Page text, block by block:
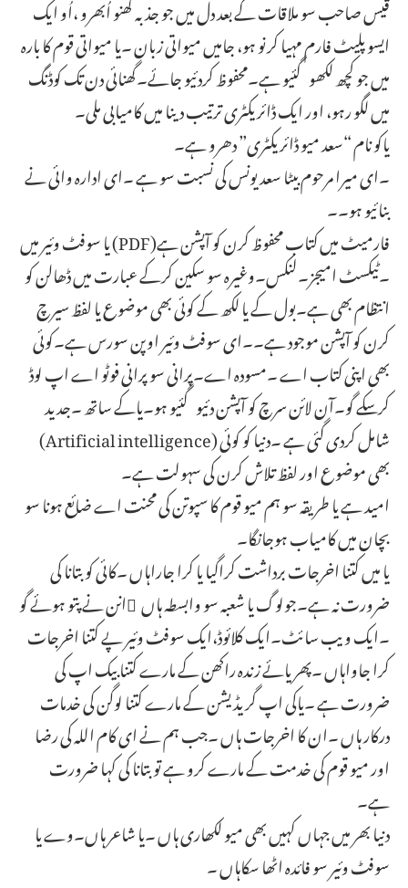
قیس صاحب سو ملاقات کے بعد دل میں جو جذبہ گھنو اُبھرو ،اُو ایک
ایسو پلیٹ فارم مہیا کرنو ہو، جامیں میواتی زبان ۔یا میواتی قوم کا بارہ
میں جو کچھ لکھو گئیو ہے۔محفوظ کردئیو جائے۔گھنائی دن تک کوڈنگ
میں لگو رہو، اور ایک ڈائریکٹری ترتیب دینا میں کامیابی ملی۔
یاکو نام “سعد میو ڈائریکٹری” دھرو ہے۔
۔ای میرا مرحوم بیٹا سعد یونس کی نسبت سو ہے ۔ای ادارہ وائی نے
بنائیو ہو۔۔
یا سوفٹ وئیر میں (PDF)فارمیٹ میں کتاب محفوظ کرن کو آپشن ہے
۔ٹیکسٹ امیجز۔لنکس۔وغیرہ سو سکین کرکے عبارت میں ڈھالن کو
انتظام بھی ہے۔بول کے یا لکھ کے کوئی بھی موضوع یا لفظ سیرچ
کرن کو آپشن موجود ہے۔۔ای سوفٹ وئیر اوپن سورس ہے۔کوئی
بھی اپنی کتاب اے ۔مسودہ اے۔پرانی سو پرانی فوٹو اے اپ لوڈ
کرسکے گو۔آن لائن سرچ کو آپشن دئیو گئیو ہو۔یاکے ساتھ ۔جدید
(Artificial intelligence) شامل کردی گئی ہے ۔دنیا کو کوئی
بھی موضوع اور لفظ تلاش کرن کی سہولت ہے۔
امید ہے یا طریقہ سو ہم میو قوم کا سپوتن کی محنت اے ضائع ہونا سو
بچان میں کامیاب ہوجانگا۔
یا میں کتنا اخرجات برداشت کراگیا یا کرا جاراہاں ۔کائی کو بتانا کی
ضرورت نہ ہے۔جولوگ یا شعبہ سو وابسطہ ہاں ِانن نے پتو ہوئے گو
۔ایک ویب سائٹ۔ایک کلائوڈ،ایک سوفٹ وئیر پے کتنا اخرجات
کرا جاواہاں ۔پھر یائے زندہ راکھن کے مارے کتنا بیک اپ کی
ضرورت ہے ۔یاکی اپ گریڈیشن کے مارے کتنا لوگن کی خدمات
درکار ہاں ۔ان کا اخرجات ہاں ۔جب ہم نے ای کام اللہ کی رضا
اور میو قوم کی خدمت کے مارے کرو ہے تو بتانا کی کہا ضرورت
ہے۔
دنیا بھر میں جہاں کہیں بھی میو لکھاری ہاں ۔یا شاعر ہاں۔وے یا
سوفٹ وئیر سو فائدہ اٹھا سکاہاں ۔